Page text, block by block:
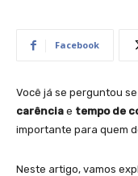
Facebook
Você já se perguntou se
carência e tempo de
importante para quem
Neste artigo, vamos